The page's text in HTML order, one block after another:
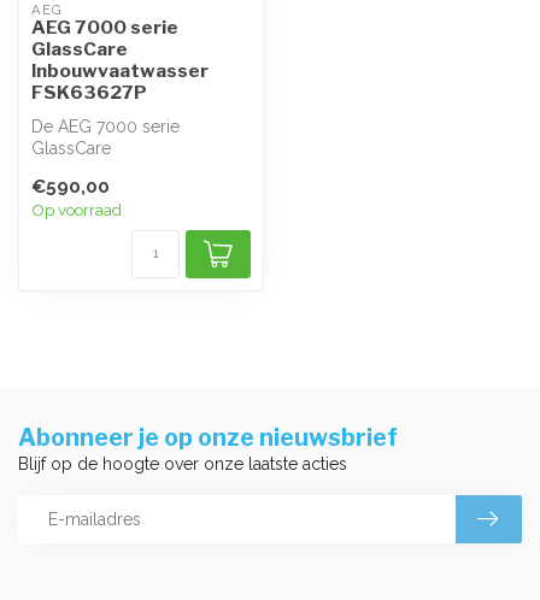
AEG
AEG 7000 serie
GlassCare
Inbouwvaatwasser
FSK63627P
De AEG 7000 serie
GlassCare
FSK63627P is ontworpen
voor de ulti...
€590,00
Op voorraad
Abonneer je op onze nieuwsbrief
Blijf op de hoogte over onze laatste acties